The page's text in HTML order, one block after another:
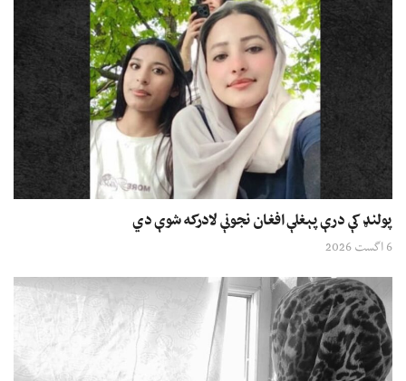
پولنډ کې درې پېغلې افغان نجونې لادرکه شوې دي
6 اگست 2026